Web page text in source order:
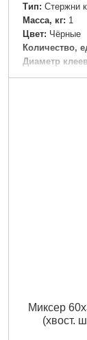
Тип: Стержни
Масса, кг: 1
Цвет: Чёрные
Количество,
Диаметр
Длина: 300 мм
Миксер
(хвост.